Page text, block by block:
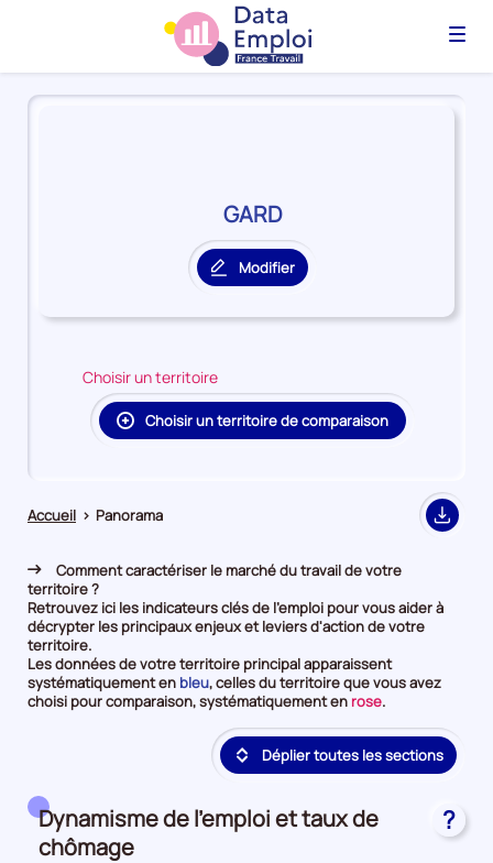
Menu
Panorama
GARD
Modifier
le
principal
Choisir un territoire
Choisir un territoire de comparaison
Accueil > Panorama Export
Comment caractériser le marché du travail de votre
territoire ?
Retrouvez ici les indicateurs clés de l'emploi pour vous aider à
décrypter les principaux enjeux et leviers d'action de votre
territoire.
Les données de votre territoire principal apparaissent
systématiquement en bleuet
en
position
par
catégorie
donnée
, celles du territoire que vous avez
choisi pour comparaison, systématiquement en roseet
deuxième
position
par
.
Déplier toutes les sections
Dynamisme de l'emploi et taux de
chômage
?